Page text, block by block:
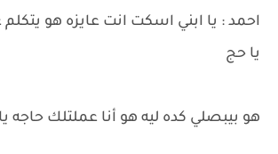
احمد : يا ابني اسكت انت عايزه هو يتكلم
يا حج
هو بيبصلي كده ليه هو أنا عملتلك حاجه